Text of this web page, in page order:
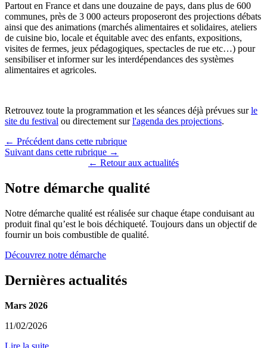
Partout en France et dans une douzaine de pays, dans plus de 600
communes, près de 3 000 acteurs proposeront des projections débats
ainsi que des animations (marchés alimentaires et solidaires, ateliers
de cuisine bio, locale et équitable avec des enfants, expositions,
visites de fermes, jeux pédagogiques, spectacles de rue etc…) pour
sensibiliser et informer sur les interdépendances des systèmes
alimentaires et agricoles.
Retrouvez toute la programmation et les séances déjà prévues surle
site du festival ou directement surl'agenda des projections.
← Précédent dans cette rubrique
Suivant dans cette rubrique →
← Retour aux actualités
Notre démarche qualité
Notre démarche qualité est réalisée sur chaque étape conduisant au
produit final qu’est le bois déchiqueté. Toujours dans un objectif de
fournir un bois combustible de qualité.
Découvrez notre démarche
Dernières actualités
Mars 2026
11/02/2026
Lire la suite